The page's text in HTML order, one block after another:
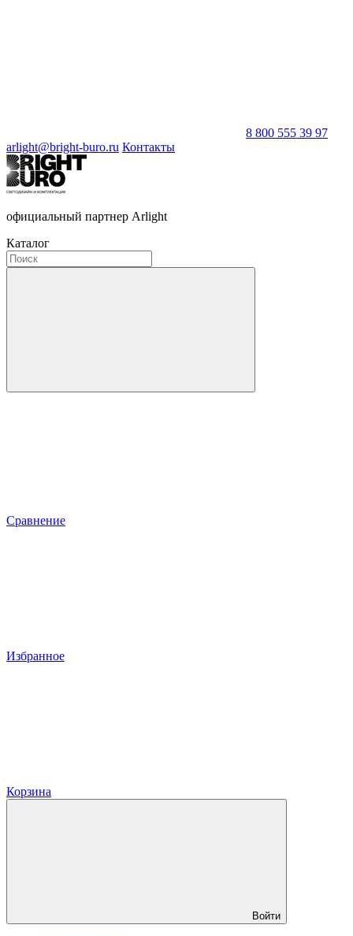
8 800 555 39 97
arlight@bright-buro.ru Контакты
официальный партнер Arlight
Каталог
Сравнение
Избранное
Корзина
Войти